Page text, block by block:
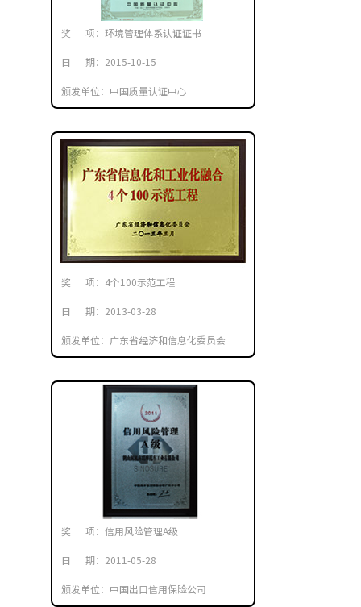
奖 项：环境管理体系认证证书
日 期：2015-10-15
颁发单位：中国质量认证中心
奖 项：4个100示范工程
日 期：2013-03-28
颁发单位：广东省经济和信息化委员会
奖 项：信用风险管理A级
日 期：2011-05-28
颁发单位：中国出口信用保险公司